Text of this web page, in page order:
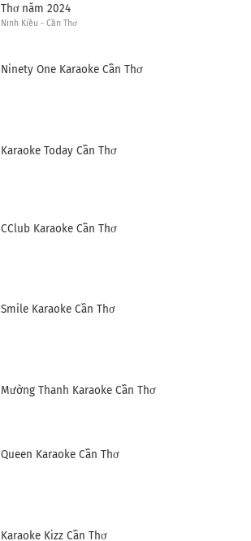
Thơ năm 2024
Ninh Kiều - Cần Thơ
Ninety One Karaoke Cần Thơ
Karaoke Today Cần Thơ
CClub Karaoke Cần Thơ
Smile Karaoke Cần Thơ
Mường Thanh Karaoke Cần Thơ
Queen Karaoke Cần Thơ
Karaoke Kizz Cần Thơ